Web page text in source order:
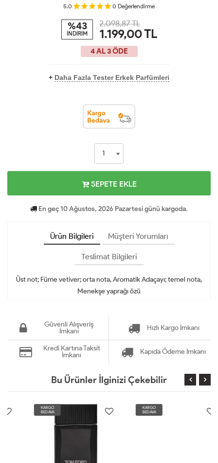
5.0 0 Değerlendirme
%43
İNDİRİM
2.098,87 TL
1.199,00TL
4 AL 3 ÖDE
+ Daha Fazla Tester Erkek Parfümleri
SEPETE EKLE
En geç 10 Ağustos, 2026 Pazartesi günü kargoda.
Ürün Bilgileri Müşteri Yorumları
Teslimat Bilgileri
Üst not; Füme vetiver; orta nota, Aromatik Adaçayı; temel nota,
Menekşe yaprağı özü
Güvenli Alışveriş
İmkanı
Hızlı Kargo İmkanı
Kredi Kartına Taksit
İmkanı
Kapıda Ödeme İmkanı
Bu Ürünler İlginizi Çekebilir